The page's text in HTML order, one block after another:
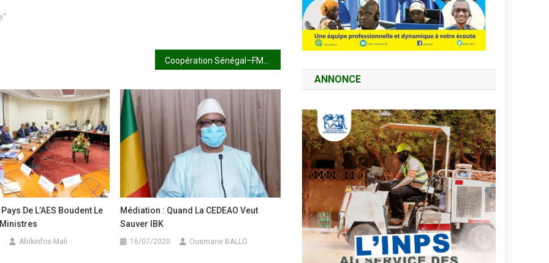
De L’AES Boudent Le
Afrikinfos-Mali
Médiation : Quand La CEDEAO Veut
Sauver IBK
16/07/2020 Ousmane BALLO
ANNONCE